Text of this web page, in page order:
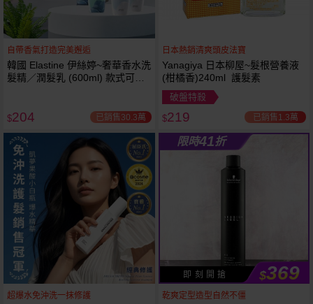
自帶香氣打造完美邂逅
韓國 Elastine 伊絲婷~奢華香水洗
髮精／潤髮乳 (600ml) 款式可選
$204 已銷售30.3萬
日本熱銷清爽頭皮法寶
Yanagiya 日本柳屋~髮根營養液
(柑橘香)240ml 護髮素
破盤特殺
$219 已銷售1.3萬
超爆水免沖洗一抹修護
限時41折
即 刻 開 搶 $369
乾爽定型造型自然不僵